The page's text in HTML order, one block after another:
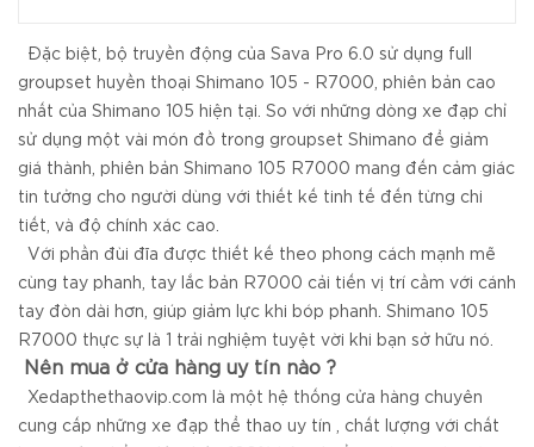
Đặc biệt, bộ truyền động của Sava Pro 6.0 sử dụng full
groupset huyền thoại Shimano 105 - R7000, phiên bản cao
nhất của Shimano 105 hiện tại. So với những dòng xe đạp chỉ
sử dụng một vài món đồ trong groupset Shimano để giảm
giá thành, phiên bản Shimano 105 R7000 mang đến cảm giác
tin tưởng cho người dùng với thiết kế tinh tế đến từng chi
tiết, và độ chính xác cao.
Với phần đùi đĩa được thiết kế theo phong cách mạnh mẽ
cùng tay phanh, tay lắc bản R7000 cải tiến vị trí cầm với cánh
tay đòn dài hơn, giúp giảm lực khi bóp phanh. Shimano 105
R7000 thực sự là 1 trải nghiệm tuyệt vời khi bạn sở hữu nó.
Nên mua ở cửa hàng uy tín nào ?
Xedapthethaovip.com là một hệ thống cửa hàng chuyên
cung cấp những xe đạp thể thao uy tín , chất lượng với chất